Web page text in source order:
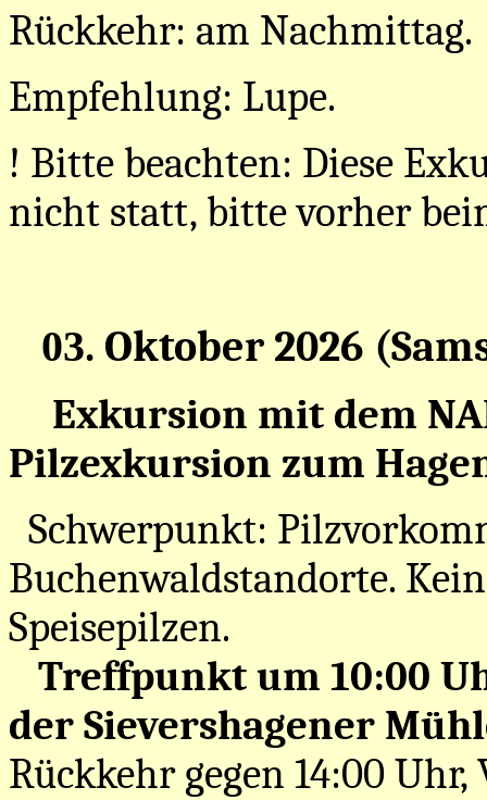
Rückkehr: am Nachmittag.
Empfehlung: Lupe.
! Bitte beachten: Diese
nicht statt, bitte vorher
03. Oktober 2026
Exkursion mit dem
Pilzexkursion zum
Schwerpunkt:
Buchenwaldstandorte.
Speisepilzen.
Treffpunkt um 10:00
der Sievershagener
Rückkehr gegen 14:00